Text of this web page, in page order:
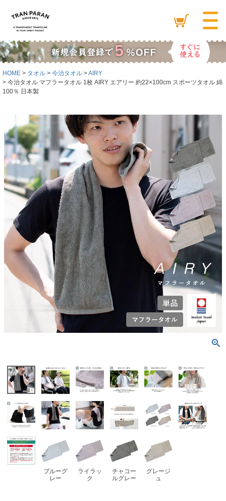
HOME タオル 今治タオル
AIRY
今治タオル マフラータオル 1枚 AIRY エアリー 約22×100cm スポーツタオル 綿
100％ 日本製
ブルーグ
レー
ライラッ
ク
チャコー
ルグレー
グレージ
ュ